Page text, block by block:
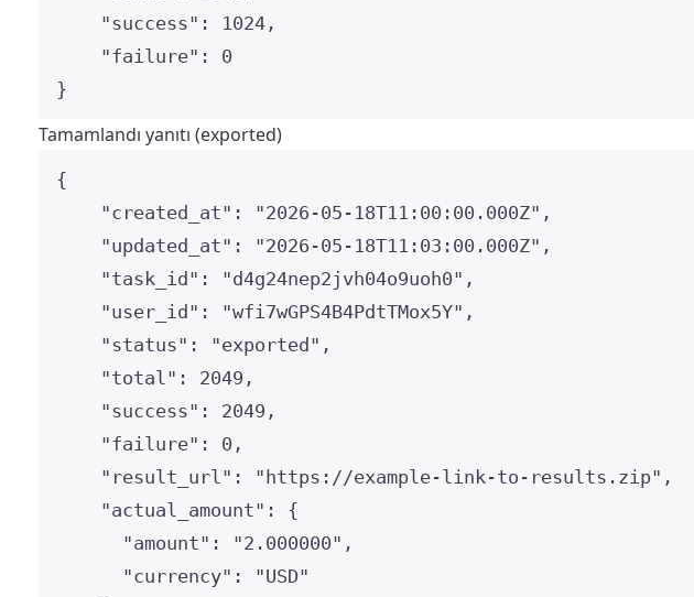
"success" : 1024 ,
"failure" : 0
}
Tamamlandı yanıtı (exported)
{
"created_at" : "2026-05-18T11:00:00.000Z" ,
"updated_at" : "2026-05-18T11:03:00.000Z" ,
"task_id" : "d4g24nep2jvh04o9uoh0" ,
"user_id" : "wfi7wGPS4B4PdtTMox5Y" ,
"status" : "exported " ,
"total" : 2049 ,
"success" : 2049 ,
"failure" : 0 ,
"result_url" : " https://example-link-to-results.zip" ,
"actual_amount" : {
"amount" : "2.000000" ,
"currency" : "USD"